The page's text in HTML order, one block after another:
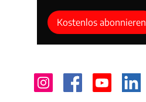
Kostenlos abonnieren